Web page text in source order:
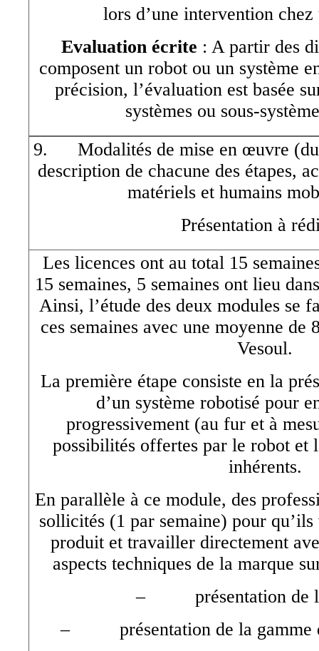
lors d’une intervention
Evaluation écrite : A partir des
composent un robot ou un système
précision, l’évaluation est basée
systèmes ou sous-
9. Modalités de mise en œuvre
description de chacune des étapes,
matériels et humains
Présentation à
Les licences ont au total 15
15 semaines, 5 semaines ont lieu
Ainsi, l’étude des deux modules se
ces semaines avec une moyenne de
Vesoul.
La première étape consiste en la
d’un système robotisé pour
progressivement (au fur et à
possibilités offertes par le robot et
inhérents.
En parallèle à ce module, des
sollicités (1 par semaine) pour
produit et travailler directement
aspects techniques de la marque
– présentation de
– présentation de la gamme